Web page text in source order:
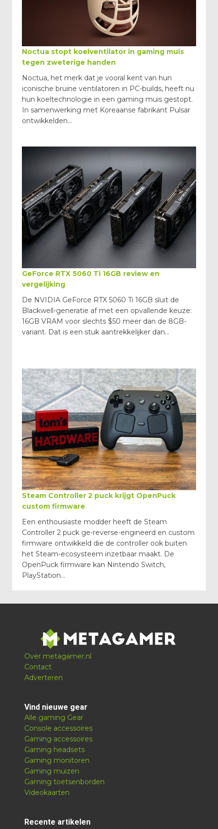
Noctua stopt koelventilator in gaming muis
tegen zweterige handen
Noctua, het merk dat je vooral kent van hun
iconische bruine ventilatoren in PC-builds, heeft nu
hun koeltechnologie in een gaming muis gestopt.
In samenwerking met Koreaanse fabrikant Pulsar
ontwikkelden...
GeForce RTX 5060 Ti 16GB review en
vergelijking
De NVIDIA GeForce RTX 5060 Ti 16GB sluit de
Blackwell-generatie af met een opvallende keuze:
16GB VRAM voor slechts $50 meer dan de 8GB-
variant. Dat is een stuk aantrekkelijker dan...
Steam Controller 2 puck krijgt OpenPuck
custom firmware
Een enthousiaste modder heeft de Steam
Controller 2 puck ge-reverse-engineerd en custom
firmware ontwikkeld die de controller ook buiten
het Steam-ecosysteem inzetbaar maakt. De
OpenPuck firmware kan Nintendo Switch,
PlayStation...
Over metagamer.nl
Contact
Adverteren
Vind nieuwe gear
Alle gaming Gear
Console accessoires
Gaming accessoires
Gaming headsets
Gaming monitoren
Gaming muizen
Gaming toetsenborden
Videokaarten
Recente artikelen